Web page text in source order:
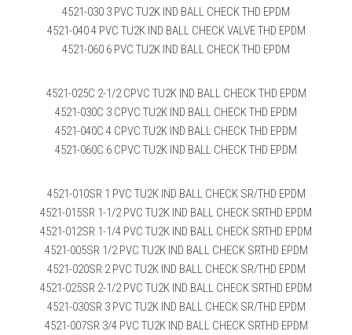
4521-030 3 PVC TU2K IND BALL CHECK THD EPDM
4521-040 4 PVC TU2K IND BALL CHECK VALVE THD EPDM
4521-060 6 PVC TU2K IND BALL CHECK THD EPDM
4521-025C 2-1/2 CPVC TU2K IND BALL CHECK THD EPDM
4521-030C 3 CPVC TU2K IND BALL CHECK THD EPDM
4521-040C 4 CPVC TU2K IND BALL CHECK THD EPDM
4521-060C 6 CPVC TU2K IND BALL CHECK THD EPDM
4521-010SR 1 PVC TU2K IND BALL CHECK SR/THD EPDM
4521-015SR 1-1/2 PVC TU2K IND BALL CHECK SRTHD EPDM
4521-012SR 1-1/4 PVC TU2K IND BALL CHECK SRTHD EPDM
4521-005SR 1/2 PVC TU2K IND BALL CHECK SRTHD EPDM
4521-020SR 2 PVC TU2K IND BALL CHECK SR/THD EPDM
4521-025SR 2-1/2 PVC TU2K IND BALL CHECK SRTHD EPDM
4521-030SR 3 PVC TU2K IND BALL CHECK SR/THD EPDM
4521-007SR 3/4 PVC TU2K IND BALL CHECK SRTHD EPDM